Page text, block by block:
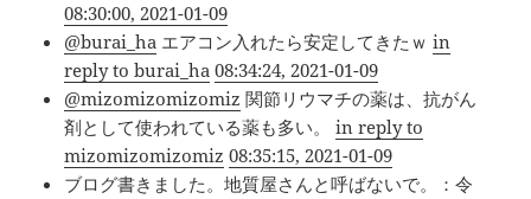
08:30:00, 2021-01-09
@burai_ha エアコン入れたら安定してきたｗin
reply to burai_ha 08:34:24, 2021-01-09
@mizomizomizomiz 関節リウマチの薬は、抗がん
剤として使われている薬も多い。in reply to
mizomizomizomiz 08:35:15, 2021-01-09
ブログ書きました。地質屋さんと呼ばないで。：令